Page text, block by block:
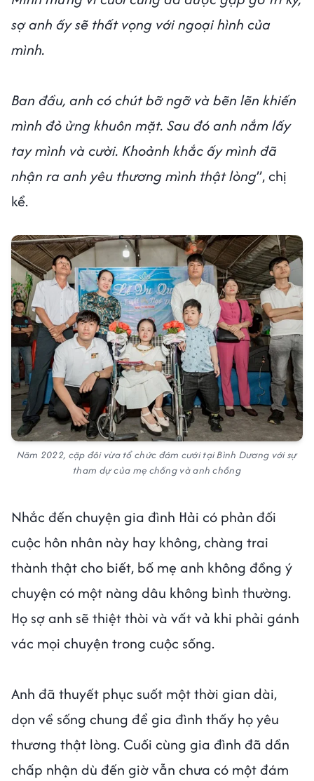
sợ anh ấy sẽ thất vọng với ngoại hình của
mình.
Ban đầu, anh có chút bỡ ngỡ và bẽn lẽn khiến
mình đỏ ửng khuôn mặt. Sau đó anh nắm lấy
tay mình và cười. Khoảnh khắc ấy mình đã
nhận ra anh yêu thương mình thật lòng”, chị
kể.
Năm 2022, cặp đôi vừa tổ chức đám cưới tại Bình Dương với sự
tham dự của mẹ chồng và anh chồng
Nhắc đến chuyện gia đình Hải có phản đối
cuộc hôn nhân này hay không, chàng trai
thành thật cho biết, bố mẹ anh không đồng ý
chuyện có một nàng dâu không bình thường.
Họ sợ anh sẽ thiệt thòi và vất vả khi phải gánh
vác mọi chuyện trong cuộc sống.
Anh đã thuyết phục suốt một thời gian dài,
dọn về sống chung để gia đình thấy họ yêu
thương thật lòng. Cuối cùng gia đình đã dần
chấp nhận dù đến giờ vẫn chưa có một đám